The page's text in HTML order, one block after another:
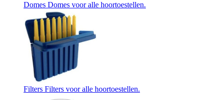
Domes Domes voor alle hoortoestellen.
Filters Filters voor alle hoortoestellen.